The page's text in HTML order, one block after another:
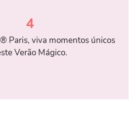
4
Paris, viva momentos únicos
Verão Mágico.